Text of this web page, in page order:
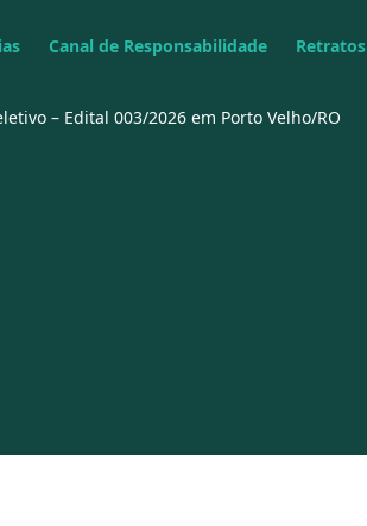
Canal de Responsabilidade Retratos
– Edital 003/2026 em Porto Velho/RO